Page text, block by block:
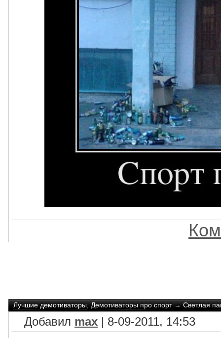
Лучшие демотиваторы,Демотиваторы про спорт→Светлая
Добавил max | 8-09-2011, 14:53